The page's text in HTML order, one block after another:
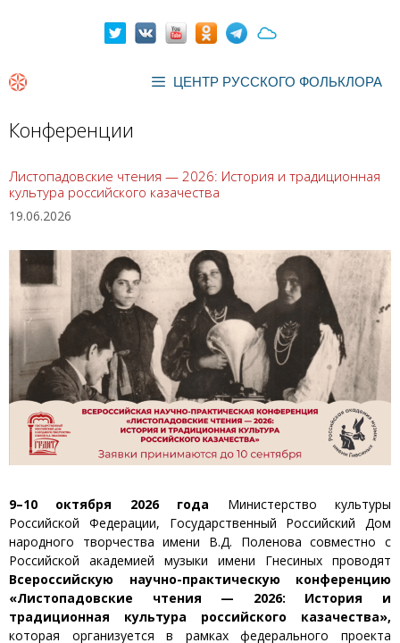
ЦЕНТР РУССКОГО ФОЛЬКЛОРА
Конференции
Листопадовские чтения — 2026: История и традиционная
культура российского казачества
19.06.2026
9–10 октября 2026 года Министерство культуры
Российской Федерации, Государственный Российский Дом
народного творчества имени В.Д. Поленова совместно с
Российской академией музыки имени Гнесиных проводят
Всероссийскую научно-практическую конференцию
«Листопадовские чтения — 2026: История и
традиционная культура российского казачества»,
которая организуется в рамках федерального проекта